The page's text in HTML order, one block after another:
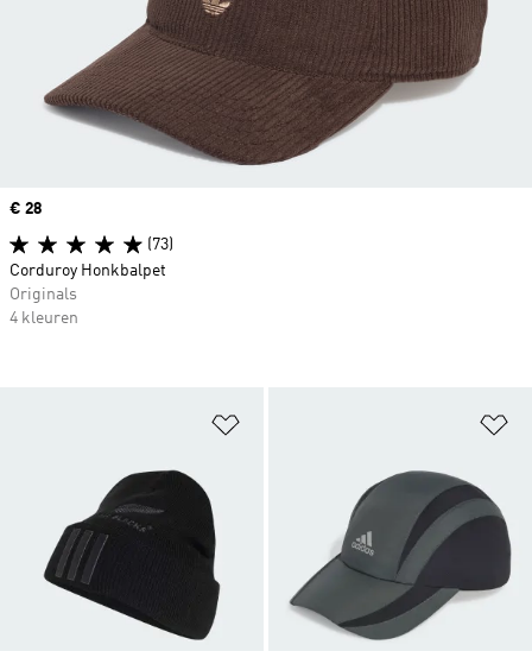
Price
€ 28
(73)
Corduroy Honkbalpet
Originals
4 kleuren